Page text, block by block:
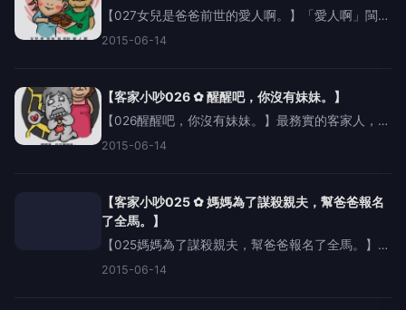
【027女兒是爸爸前世的愛人啊。】「愛人啊」閩南
話念作「愛琳娜」，而客家話唸做「毆伊擰啊」，
固老爸的心吧！聲優妹友好孝道的真人發音http://m
2015-06-14
【客家小吵026 ✿ 醒醒吧，你沒有妹妹。】
【026醒醒吧，你沒有妹妹。】最務實的客家人，可
是不會整天作白日夢的呢。勇敢面對現實的孤獨與
一巴掌打醒夢中人的真人發音http://mu6
2015-06-14
【客家小吵025 ✿ 媽媽為了謀殺親夫，幫爸爸報名
了全馬。】
【025媽媽為了謀殺親夫，幫爸爸報名了全馬。】今
天要教大家好老婆的家常客語：「謀殺親夫」，找
吧！絕對能增進生活情趣呢。聲優妹有點燒聲的真
2015-06-14